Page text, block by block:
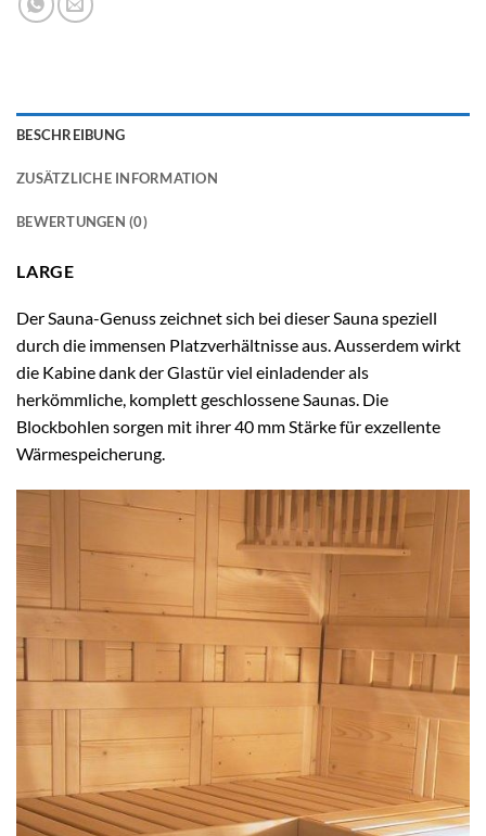
BESCHREIBUNG
ZUSÄTZLICHE INFORMATION
BEWERTUNGEN (0)
LARGE
Der Sauna-Genuss zeichnet sich bei dieser Sauna speziell
durch die immensen Platzverhältnisse aus. Ausserdem wirkt
die Kabine dank der Glastür viel einladender als
herkömmliche, komplett geschlossene Saunas. Die
Blockbohlen sorgen mit ihrer 40 mm Stärke für exzellente
Wärmespeicherung.